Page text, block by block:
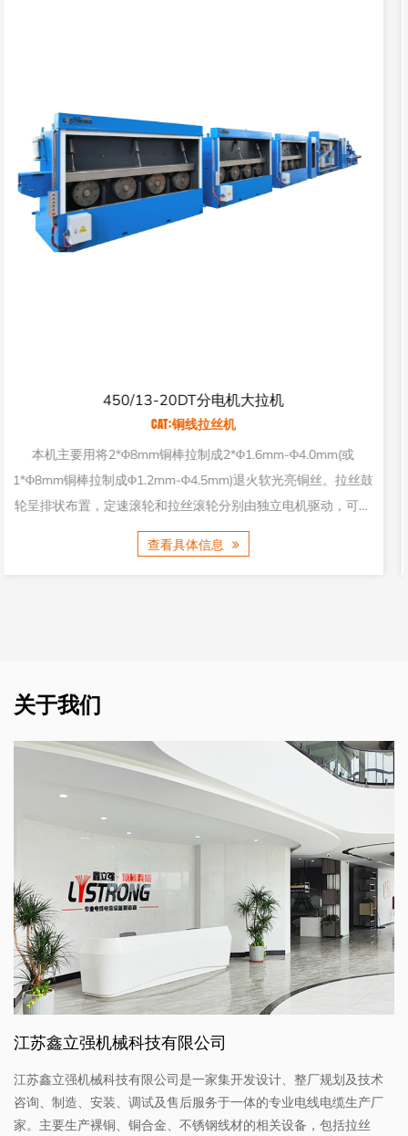
鼓
实
400-13DT 经济型退火机大垃机
CAT:铜线拉丝机
该机由放线架、主拉丝机、在线退火机、收线机组成。该机
个拉丝模具，可将铜从Φ8.0mm拉至Φ1.33-2.78mm。采用
先进的生产设计理念，机器具有良好的工作性能。
查看具体信息
关于我们
江苏鑫立强机械科技有限公司
江苏鑫立强机械科技有限公司是一家集开发设计、整厂规划及技术
咨询、制造、安装、调试及售后服务于一体的专业电线电缆生产厂
家。主要生产裸铜、铜合金、不锈钢线材的相关设备，包括拉丝